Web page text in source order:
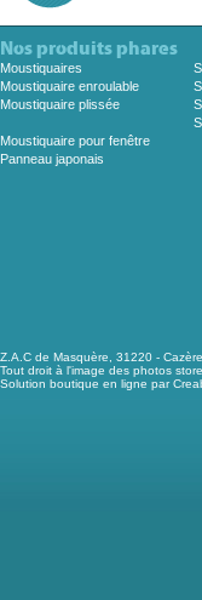
Nos produits phares
Moustiquaires
Moustiquaire enroulable
Moustiquaire plissée
Moustiquaire pour fenêtre
Panneau japonais
Z.A.C de Masquère, 31220 -
Tout droit à l'image des photos
Solution boutique en ligne par